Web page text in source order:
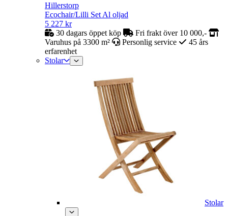
Hillerstorp
Ecochair/Lilli Set Al oljad
5 227 kr
30 dagars öppet köp
Fri frakt över 10 000,-
Varuhus på 3300 m²
Personlig service
45 års
erfarenhet
Stolar
Stolar